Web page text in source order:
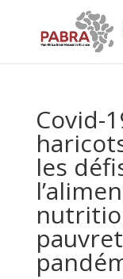
Covid-
les